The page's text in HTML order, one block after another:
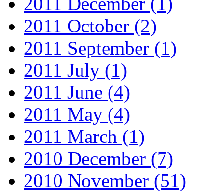
2011 October (2)
2011 September (1)
2011 July (1)
2011 June (4)
2011 May (4)
2011 March (1)
2010 December (7)
2010 November (51)